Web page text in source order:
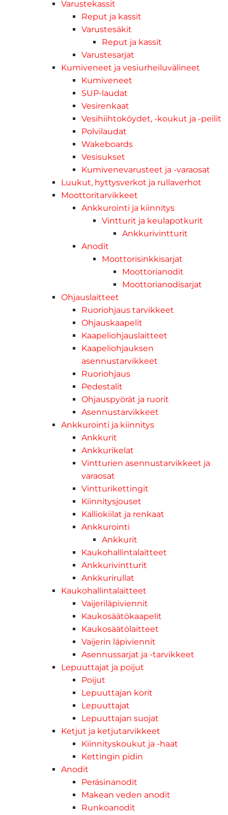
Varustekassit
Reput ja kassit
Varustesäkit
Reput ja kassit
Varustesarjat
Kumiveneet ja vesiurheiluvälineet
Kumiveneet
SUP-laudat
Vesirenkaat
Vesihiihtoköydet, -koukut ja -peilit
Polvilaudat
Wakeboards
Vesisukset
Kumivenevarusteet ja -varaosat
Luukut, hyttysverkot ja rullaverhot
Moottoritarvikkeet
Ankkurointi ja kiinnitys
Vintturit ja keulapotkurit
Ankkurivintturit
Anodit
Moottorisinkkisarjat
Moottorianodit
Moottorianodisarjat
Ohjauslaitteet
Ruoriohjaus tarvikkeet
Ohjauskaapelit
Kaapeliohjauslaitteet
Kaapeliohjauksen
asennustarvikkeet
Ruoriohjaus
Pedestalit
Ohjauspyörät ja ruorit
Asennustarvikkeet
Ankkurointi ja kiinnitys
Ankkurit
Ankkurikelat
Vintturien asennustarvikkeet ja
varaosat
Vintturikettingit
Kiinnitysjouset
Kalliokiilat ja renkaat
Ankkurointi
Ankkurit
Kaukohallintalaitteet
Ankkurivintturit
Ankkurirullat
Kaukohallintalaitteet
Vaijeriläpiviennit
Kaukosäätökaapelit
Kaukosäätölaitteet
Vaijerin läpiviennit
Asennussarjat ja -tarvikkeet
Lepuuttajat ja poijut
Poijut
Lepuuttajan korit
Lepuuttajat
Lepuuttajan suojat
Ketjut ja ketjutarvikkeet
Kiinnityskoukut ja -haat
Kettingin pidin
Anodit
Peräsinanodit
Makean veden anodit
Runkoanodit